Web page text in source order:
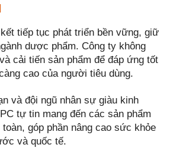
tiếp tục phát triển bền vững, giữ
dược phẩm. Công ty không
cải tiến sản phẩm để đáp ứng tốt
cao của người tiêu dùng.
và đội ngũ nhân sự giàu kinh
tự tin mang đến các sản phẩm
góp phần nâng cao sức khỏe
và quốc tế.